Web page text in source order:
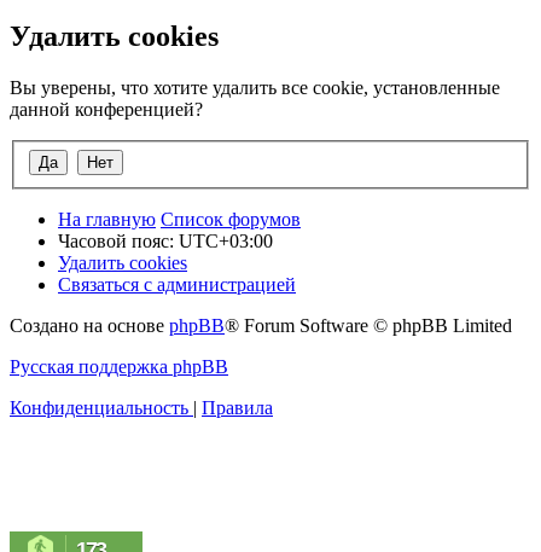
Удалить cookies
Вы уверены, что хотите удалить все cookie, установленные
данной конференцией?
На главную Список форумов
Часовой пояс: UTC+03:00
Удалить cookies
Связаться с администрацией
Создано на основе phpBB® Forum Software © phpBB Limited
Русская поддержка phpBB
Конфиденциальность | Правила